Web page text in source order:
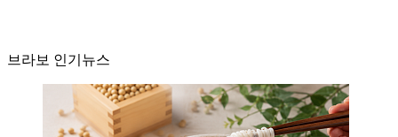
브라보 인기뉴스